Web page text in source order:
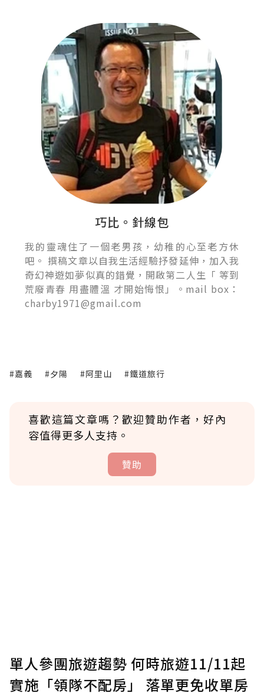
巧比。針線包
我的靈魂住了一個老男孩，幼稚的心至老方休
吧。 撰稿文章以自我生活經驗抒發延伸，加入我
奇幻神遊如夢似真的錯覺，開啟第二人生「 等到
荒廢青春 用盡體溫 才開始悔恨」。mail box：
charby1971@gmail.com
#嘉義 #夕陽 #阿里山 #鐵道旅行
喜歡這篇文章嗎？歡迎贊助作者，好內
容值得更多人支持。
贊助
確認送出
單人參團旅遊趨勢 何時旅遊11/11起
實施「領隊不配房」 落單更免收單房